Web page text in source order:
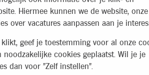
Hiermee kunnen we de website, onze
over vacatures aanpassen aan je
geef je toestemming voor al onze
noodzakelijke cookies geplaatst. Wil je je
dan voor "Zelf instellen".